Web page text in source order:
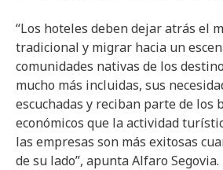
“Los hoteles deben dejar atrás el
tradicional y migrar hacia un
comunidades nativas de los
mucho más incluidas, sus
escuchadas y reciban parte de los
económicos que la actividad
las empresas son más exitosas
de su lado”, apunta Alfaro Segovia.